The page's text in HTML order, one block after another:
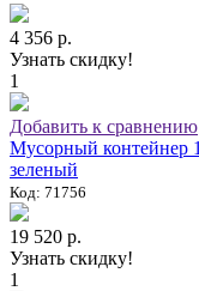
4 356 р.
Узнать скидку!
1
Добавить к сравнению
Мусорный контейнер
зеленый
Код: 71756
19 520 р.
Узнать скидку!
1